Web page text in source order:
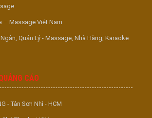
– Massage Việt Nam
Quản Lý - Massage, Nhà Hàng, Karaoke
CÁO
- Tân Sơn Nhì - HCM